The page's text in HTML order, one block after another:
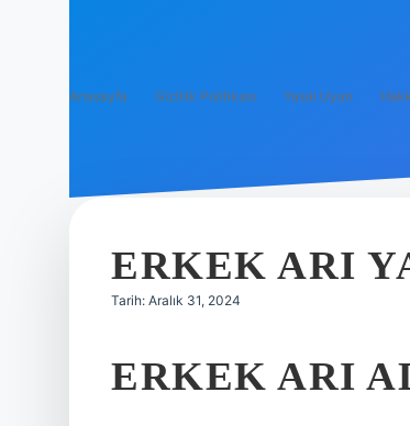
Anasayfa Gizlilik Politikası Yasal Uyarı
ERKEK ARI
Tarih: Aralık 31, 2024
ERKEK ARI